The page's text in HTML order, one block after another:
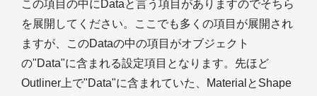
この項目の中にDataと言う項目がありますのでそちら
を展開してください。ここでも多くの項目が展開され
ますが、このDataの中の項目がオブジェクト
の"Data"に含まれる設定項目となります。先ほど
Outliner上で"Data"に含まれていた、MaterialとShape